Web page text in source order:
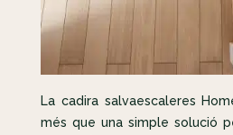
La cadira salvaescaleres
més que una simple solució